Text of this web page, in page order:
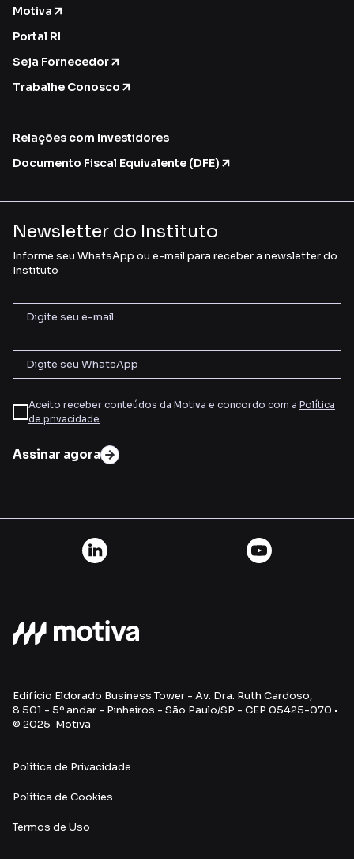
Motiva
Portal RI
Seja Fornecedor
Trabalhe Conosco
Relações com Investidores
Documento Fiscal Equivalente (DFE)
Newsletter do Instituto
Informe seu WhatsApp ou e-mail para receber a newsletter do
Instituto
Aceito receber conteúdos da Motiva e concordo com a Política
de privacidade
Assinar agora
Edifício Eldorado Business Tower - Av. Dra. Ruth Cardoso,
8.501 - 5º andar - Pinheiros - São Paulo/SP - CEP 05425-070 •
© 2025 Motiva
Política de Privacidade
Política de Cookies
Termos de Uso